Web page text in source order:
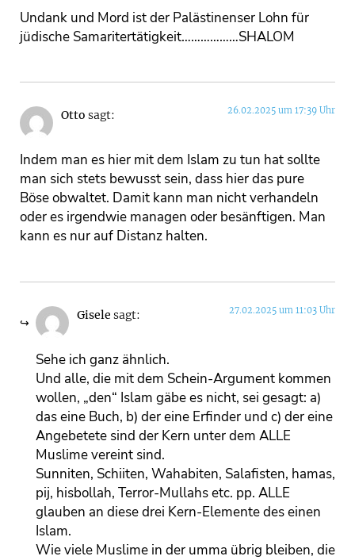
Undank und Mord ist der Palästinenser Lohn für
jüdische Samaritertätigkeit………………SHALOM
Otto sagt: 26.02.2025 um 17:39 Uhr
Indem man es hier mit dem Islam zu tun hat sollte
man sich stets bewusst sein, dass hier das pure
Böse obwaltet. Damit kann man nicht verhandeln
oder es irgendwie managen oder besänftigen. Man
kann es nur auf Distanz halten.
Gisele sagt: 27.02.2025 um 11:03 Uhr
Sehe ich ganz ähnlich.
Und alle, die mit dem Schein-Argument kommen
wollen, „den“ Islam gäbe es nicht, sei gesagt: a)
das eine Buch, b) der eine Erfinder und c) der eine
Angebetete sind der Kern unter dem ALLE
Muslime vereint sind.
Sunniten, Schiiten, Wahabiten, Salafisten, hamas,
pij, hisbollah, Terror-Mullahs etc. pp. ALLE
glauben an diese drei Kern-Elemente des einen
Islam.
Wie viele Muslime in der umma übrig bleiben, die